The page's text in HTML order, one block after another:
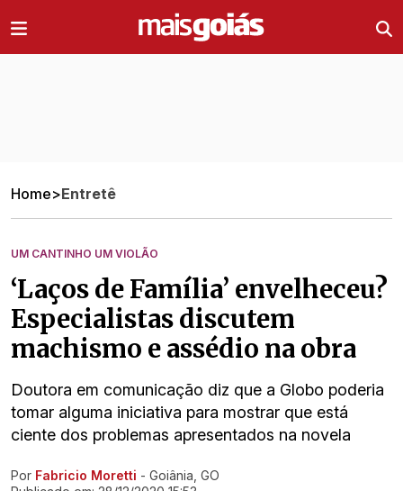
Home>Entretê
UM CANTINHO UM VIOLÃO
‘Laços de Família’ envelheceu?
Especialistas discutem
machismo e assédio na obra
Doutora em comunicação diz que a Globo poderia
tomar alguma iniciativa para mostrar que está
ciente dos problemas apresentados na novela
Ir direto pra matéria
Por Fabricio Moretti - Goiânia, GO